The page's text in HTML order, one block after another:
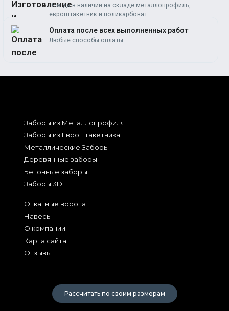
Всегда в наличии на складе металлопрофиль,
евроштакетник и поликарбонат
Оплата после всех выполненных работ
Любые способы оплаты
Заборы из Металлопрофиля
Заборы из Евроштакетника
Металлические Заборы
Деревянные заборы
Бетонные заборы
Заборы 3D
Откатные ворота
Навесы
О компании
Карта сайта
Отзывы
Рассчитать по своим размерам